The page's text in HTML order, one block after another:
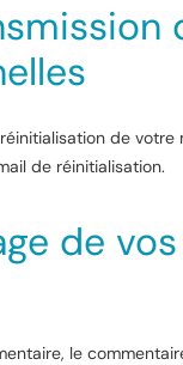
de votre
de réinitialisation.
de vos
le